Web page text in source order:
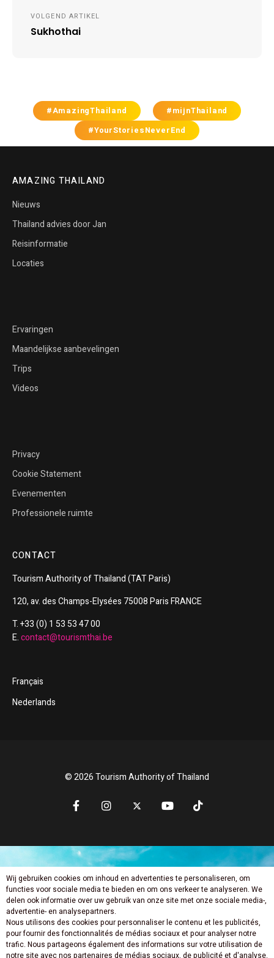
VOLGEND ARTIKEL
Sukhothai
#AmazingThailand
#mijnThailand
#YourStoriesNeverEnd
AMAZING THAILAND
Nieuws
Thailand advies door Jan
Reisinformatie
Locaties
Ervaringen
Maandelijkse aanbevelingen
Trips
Videos
Privacy
Cookie Statement
Evenementen
Professionele ruimte
CONTACT
TourismAuthority ofThailand(TAT Paris)
120, av. des Champs-Elysées 75008 Paris FRANCE
T. +33 (0) 1 53 53 47 00
E.contact@tourismthai.be
Français
Nederlands
© 2026 Tourism Authority of Thailand
Mis niets nieuws
Wij gebruiken cookies om inhoud en advertenties te personaliseren, om
functies voor sociale media te bieden en om ons verkeer te analyseren. We
delen ook informatie over uw gebruik van onze site met onze sociale media-,
advertentie- en analysepartners.
Nous utilisons des cookies pour personnaliser le contenu et les publicités,
pour fournir des fonctionnalités de médias sociaux et pour analyser notre
trafic. Nous partageons également des informations sur votre utilisation de
notre site avec nos partenaires de médias sociaux, de publicité et d'analyse.